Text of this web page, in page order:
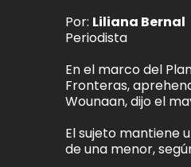
Por: Liliana Bernal
Periodista
En el marco del
Fronteras,
Wounaan, dijo el
El sujeto mantiene
de una menor,